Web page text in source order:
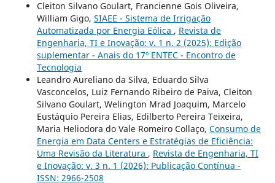
Cleiton Silvano Goulart, Francienne Gois Oliveira,
William Gigo, SIAEE - Sistema de Irrigação
Automatizada por Energia Eólica , Revista de
Engenharia, TI e Inovação: v. 1 n. 2 (2025): Edição
suplementar - Anais do 17º ENTEC - Encontro de
Tecnologia
Leandro Aureliano da Silva, Eduardo Silva
Vasconcelos, Luiz Fernando Ribeiro de Paiva, Cleiton
Silvano Goulart, Welington Mrad Joaquim, Marcelo
Eustáquio Pereira Elias, Edilberto Pereira Teixeira,
Maria Heliodora do Vale Romeiro Collaço, Consumo de
Energia em Data Centers e Estratégias de Eficiência:
Uma Revisão da Literatura , Revista de Engenharia, TI
e Inovação: v. 3 n. 1 (2026): Publicação Contínua -
ISSN: 2966-2508